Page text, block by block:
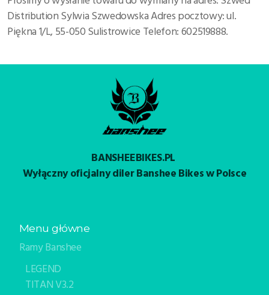
Distribution Sylwia Szwedowska Adres pocztowy: ul.
Piękna 1/L, 55-050 Sulistrowice Telefon: 602519888.
BANSHEEBIKES.PL
Wyłączny oficjalny diler Banshee Bikes w Polsce
Menu główne
Ramy Banshee
LEGEND
TITAN V3.2